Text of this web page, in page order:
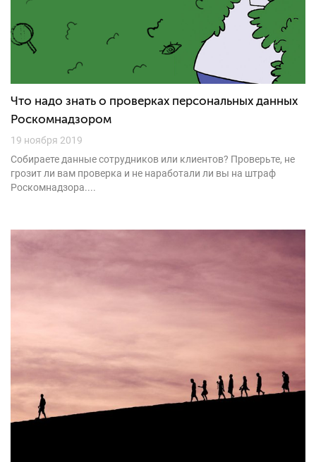
Что надо знать о проверках персональных данных
Роскомнадзором
19 ноября 2019
Собираете данные сотрудников или клиентов? Проверьте, не
грозит ли вам проверка и не наработали ли вы на штраф
Роскомнадзора....